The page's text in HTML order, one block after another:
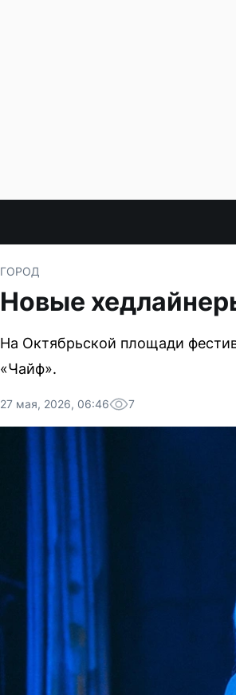
ГОРОД
Новые
На Октябрьской площади
«Чайф».
27 мая, 2026, 06:46 7